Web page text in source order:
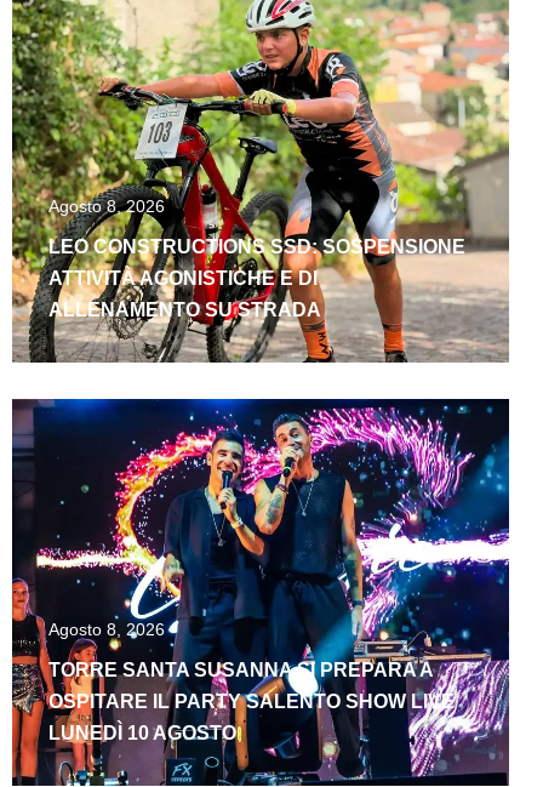
Agosto 8, 2026
LEO CONSTRUCTIONS SSD: SOSPENSIONE
ATTIVITÀ AGONISTICHE E DI
ALLENAMENTO SU STRADA
Agosto 8, 2026
TORRE SANTA SUSANNA SI PREPARA A
OSPITARE IL PARTY SALENTO SHOW LIVE
LUNEDÌ 10 AGOSTO